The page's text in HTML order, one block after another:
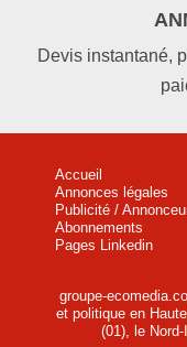
Devis instantané,
Accueil
Annonces légales
Publicité /
Abonnements
Pages Linkedin
groupe-
et politique en
(01), le